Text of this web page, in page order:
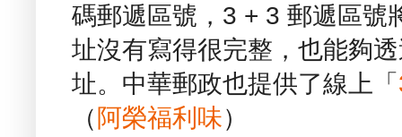
碼郵遞區號，3 + 3 郵遞區號
址沒有寫得很完整，也能夠
址。中華郵政也提供了線上「
（ 阿榮福利味）